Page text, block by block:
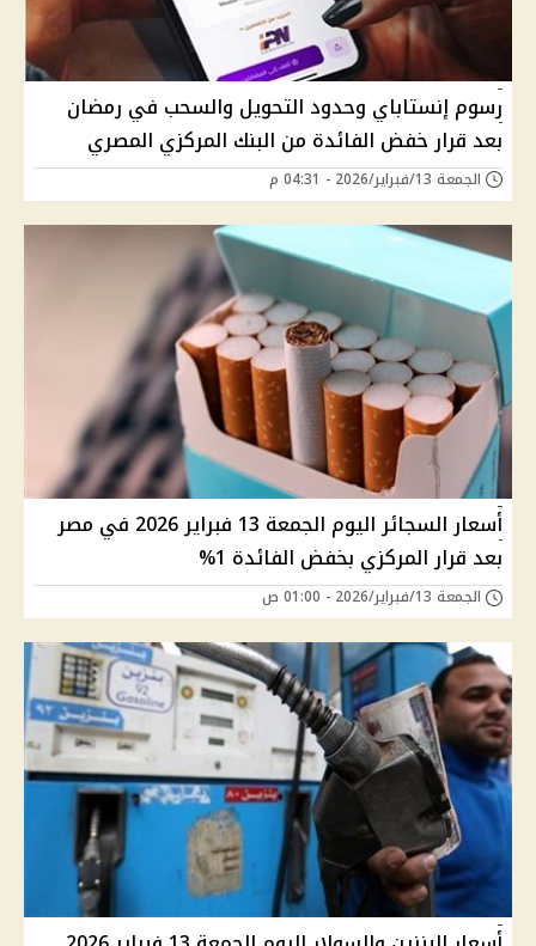
رسوم إنستاباي وحدود التحويل والسحب في رمضان
بعد قرار خفض الفائدة من البنك المركزي المصري
الجمعة 13/فبراير/2026 - 04:31 م
أسعار السجائر اليوم الجمعة 13 فبراير 2026 في مصر
بعد قرار المركزي بخفض الفائدة 1%
الجمعة 13/فبراير/2026 - 01:00 ص